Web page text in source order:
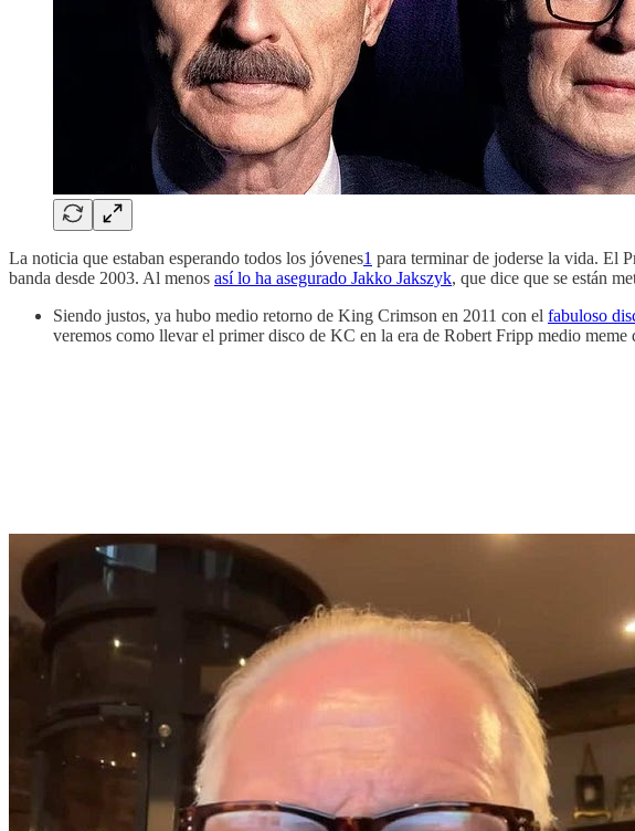
La noticia que estaban esperando todos los jóvenes1 para terminar de joderse la vida. El
banda desde 2003. Al menos así lo ha asegurado Jakko Jakszyk, que dice que se están
Siendo justos, ya hubo medio retorno de King Crimson en 2011 con el fabuloso
veremos como llevar el primer disco de KC en la era de Robert Fripp medio meme